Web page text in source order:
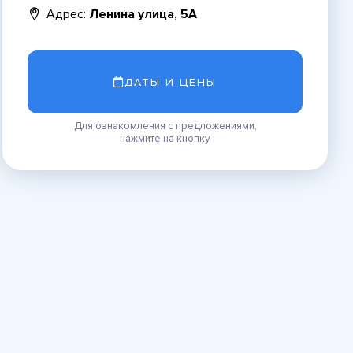
Адрес: Ленина улица, 5А
ДАТЫ И ЦЕНЫ
Для ознакомления с предложениями,
нажмите на кнопку